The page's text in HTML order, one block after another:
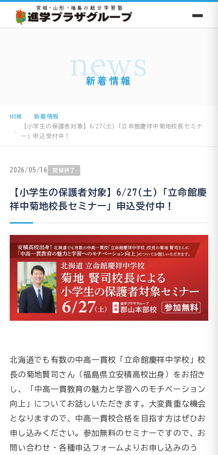
news
新着情報
HOME
新着情報
【小学生の保護者対象】6/27(土)「立命館慶祥中菊地校長セミナ
ー」申込受付中！
2026/05/16 開催終了
【小学生の保護者対象】6/27(土)「立命館慶
祥中菊地校長セミナー」申込受付中！
北海道でも有数の中高一貫校「立命館慶祥中学校」校
長の菊地賢司さん（福島県立安積高校出身）をお招き
し、「中高一貫教育の魅力と学習へのモチベーション
向上」についてお話しいただきます。大変貴重な機会
となりますので、中高一貫校合格を目指す方はぜひお
申し込みください。参加無料のセミナーですので、お
問い合わせ・各種申込フォームよりお申し込みのう